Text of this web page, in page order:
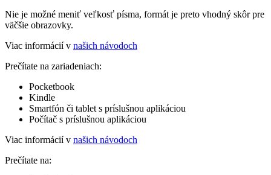
Nie je možné meniť veľkosť písma, formát je preto vhodný skôr pre
väčšie obrazovky.
Viac informácií v našich návodoch
Prečítate na zariadeniach:
Pocketbook
Kindle
Smartfón či tablet s príslušnou aplikáciou
Počítač s príslušnou aplikáciou
Viac informácií v našich návodoch
Prečítate na: